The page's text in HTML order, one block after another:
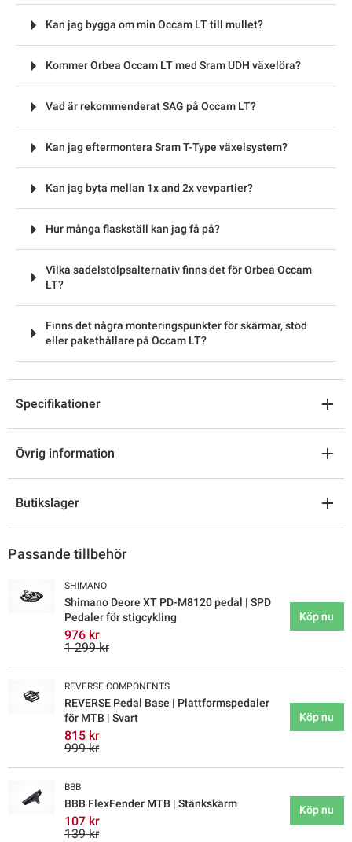
Kan jag bygga om min Occam LT till mullet?
Kommer Orbea Occam LT med Sram UDH växelöra?
Vad är rekommenderat SAG på Occam LT?
Kan jag eftermontera Sram T-Type växelsystem?
Kan jag byta mellan 1x and 2x vevpartier?
Hur många flaskställ kan jag få på?
Vilka sadelstolpsalternativ finns det för Orbea Occam
LT?
Finns det några monteringspunkter för skärmar, stöd
eller pakethållare på Occam LT?
Specifikationer
Övrig information
Butikslager
Passande tillbehör
SHIMANO
Shimano Deore XT PD-M8120 pedal | SPD
Pedaler för stigcykling
976 kr
1 299 kr
Köp nu
REVERSE COMPONENTS
REVERSE Pedal Base | Plattformspedaler
för MTB | Svart
815 kr
999 kr
Köp nu
BBB
BBB FlexFender MTB | Stänkskärm
107 kr
139 kr
Köp nu